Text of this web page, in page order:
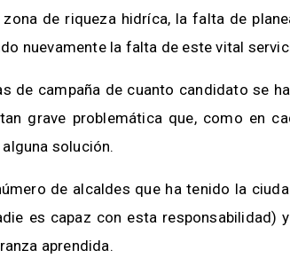
de riqueza hidríca, la falta de
nuevamente la falta de este vital
de campaña de cuanto candidato se
grave problemática que, como en
solución.
de alcaldes que ha tenido la
es capaz con esta responsabilidad)
aprendida.